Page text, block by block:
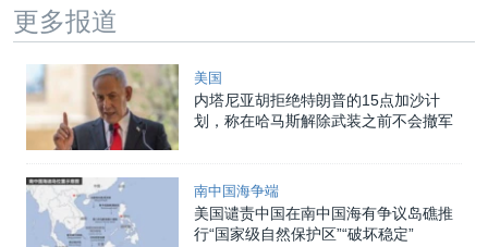
更多报道
美国
内塔尼亚胡拒绝特朗普的15点加沙计
划，称在哈马斯解除武装之前不会撤军
南中国海争端
美国谴责中国在南中国海有争议岛礁推
行“国家级自然保护区”“破坏稳定”